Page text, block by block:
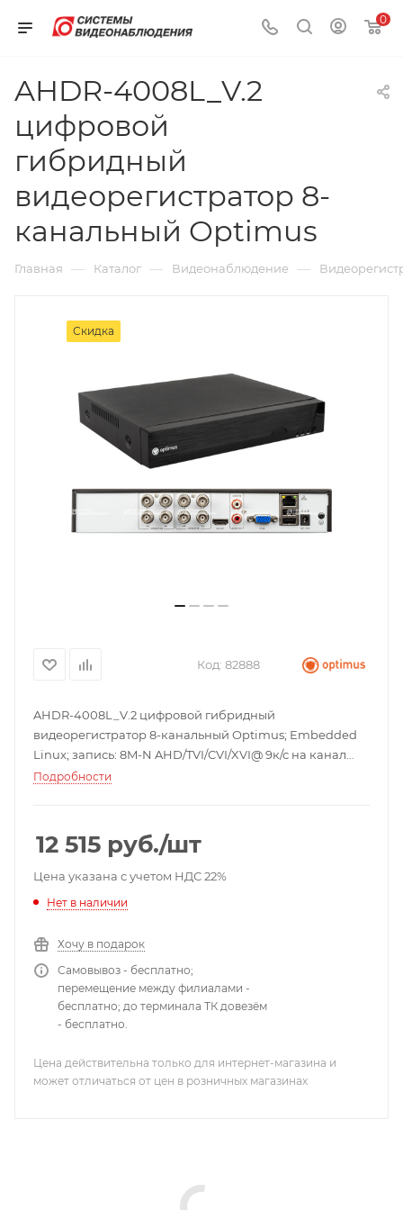
0
AHDR-4008L_V.2
цифровой
гибридный
видеорегистратор 8-
канальный Optimus
Главная — Каталог — Видеонаблюдение —
Скидка
Код: 82888
AHDR-4008L_V.2 цифровой гибридный
видеорегистратор 8-канальный Optimus; Embedded
Linux; запись: 8M-N AHD/TVI/CVI/XVI@ 9к/с на канал
5MП AHD/TVI/CVI/XVI @8к/с на канал 4MП
коаксиалу; 1 HDD SATA до 14 ТБ (серия HDD для
видеонаблюдения), максимальный архив 14TБ (не в
комплекте); 8 BNC; 1 RCA; 0...+55°С; 255x215x44 мм; 950 г.
Подробности
12 515 руб./шт
Цена указана с учетом НДС 22%
Нет в наличии
Хочу в подарок
Самовывоз - бесплатно;
перемещение между филиалами -
бесплатно; до терминала ТК довезём
- бесплатно.
Цена действительна только для интернет-магазина и
может отличаться от цен в розничных магазинах